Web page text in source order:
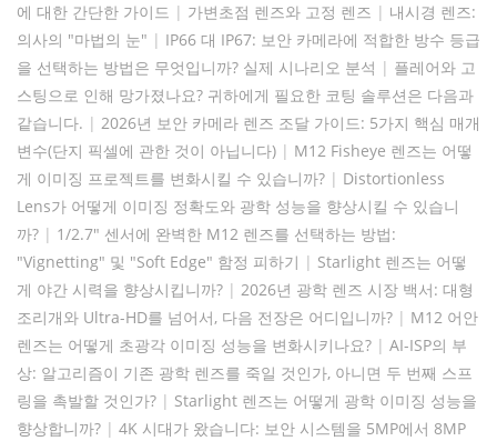
에 대한 간단한 가이드 | 가변초점 렌즈와 고정 렌즈 | 내시경 렌즈:
의사의 "마법의 눈" | IP66 대 IP67: 보안 카메라에 적합한 방수 등급
을 선택하는 방법은 무엇입니까? 실제 시나리오 분석 | 플레어와 고
스팅으로 인해 망가졌나요? 귀하에게 필요한 코팅 솔루션은 다음과
같습니다. | 2026년 보안 카메라 렌즈 조달 가이드: 5가지 핵심 매개
변수(단지 픽셀에 관한 것이 아닙니다) | M12 Fisheye 렌즈는 어떻
게 이미징 프로젝트를 변화시킬 수 있습니까? | Distortionless
Lens가 어떻게 이미징 정확도와 광학 성능을 향상시킬 수 있습니
까? | 1/2.7" 센서에 완벽한 M12 렌즈를 선택하는 방법:
"Vignetting" 및 "Soft Edge" 함정 피하기 | Starlight 렌즈는 어떻
게 야간 시력을 향상시킵니까? | 2026년 광학 렌즈 시장 백서: 대형
조리개와 Ultra-HD를 넘어서, 다음 전장은 어디입니까? | M12 어안
렌즈는 어떻게 초광각 이미징 성능을 변화시키나요? | AI-ISP의 부
상: 알고리즘이 기존 광학 렌즈를 죽일 것인가, 아니면 두 번째 스프
링을 촉발할 것인가? | Starlight 렌즈는 어떻게 광학 이미징 성능을
향상합니까? | 4K 시대가 왔습니다: 보안 시스템을 5MP에서 8MP